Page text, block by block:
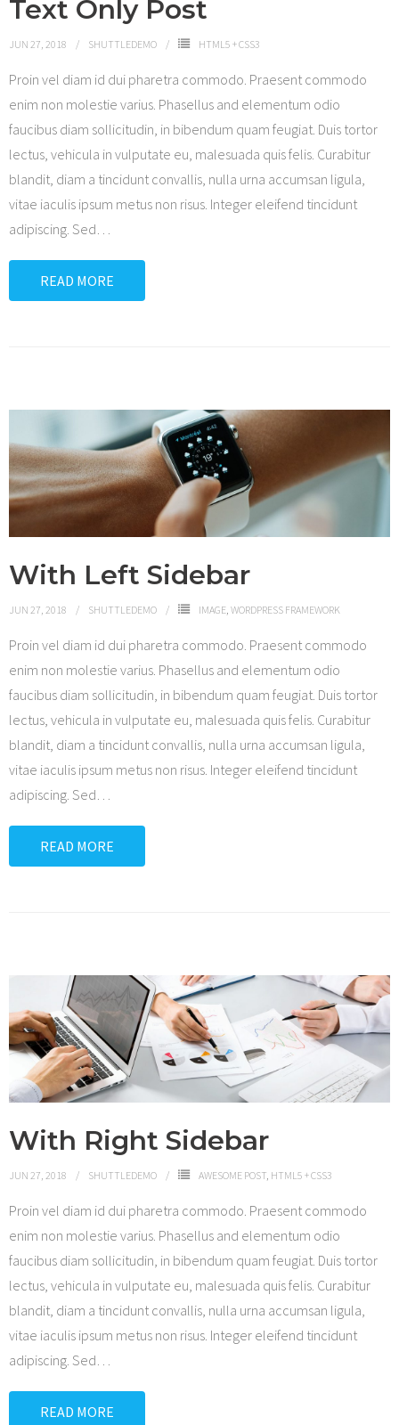
Text Only Post
JUN 27, 2018 SHUTTLEDEMO HTML5 + CSS3
Proin vel diam id dui pharetra commodo. Praesent commodo
enim non molestie varius. Phasellus and elementum odio
faucibus diam sollicitudin, in bibendum quam feugiat. Duis tortor
lectus, vehicula in vulputate eu, malesuada quis felis. Curabitur
blandit, diam a tincidunt convallis, nulla urna accumsan ligula,
vitae iaculis ipsum metus non risus. Integer eleifend tincidunt
adipiscing. Sed…
READ MORE
With Left Sidebar
JUN 27, 2018 SHUTTLEDEMO IMAGE WORDPRESS FRAMEWORK
Proin vel diam id dui pharetra commodo. Praesent commodo
enim non molestie varius. Phasellus and elementum odio
faucibus diam sollicitudin, in bibendum quam feugiat. Duis tortor
lectus, vehicula in vulputate eu, malesuada quis felis. Curabitur
blandit, diam a tincidunt convallis, nulla urna accumsan ligula,
vitae iaculis ipsum metus non risus. Integer eleifend tincidunt
adipiscing. Sed
READ MORE
With Right Sidebar
JUN 27, 2018 SHUTTLEDEMO AWESOME POST HTML5 + CSS3
Proin vel diam id dui pharetra commodo. Praesent commodo
enim non molestie varius. Phasellus and elementum odio
faucibus diam sollicitudin, in bibendum quam feugiat. Duis tortor
lectus, vehicula in vulputate eu, malesuada quis felis. Curabitur
blandit, diam a tincidunt convallis, nulla urna accumsan ligula,
vitae iaculis ipsum metus non risus. Integer eleifend tincidunt
adipiscing. Sed
READ MORE